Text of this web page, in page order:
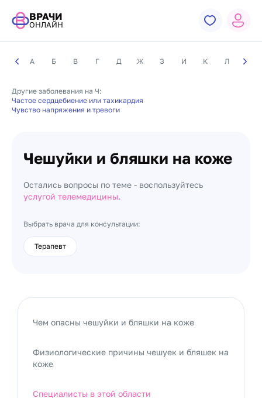
ВРАЧИ
ОНЛАЙН
А Б В Г Д Ж З И К Л М
Другие заболевания на Ч:
Частое сердцебиение или тахикардия
Чувство напряжения и тревоги
Чешуйки и бляшки на коже
Остались вопросы по теме - воспользуйтесь
услугой телемедицины.
Выбрать врача для консультации:
Терапевт
Чем опасны чешуйки и бляшки на коже
Физиологические причины чешуек и бляшек на
коже
Специалисты в этой области